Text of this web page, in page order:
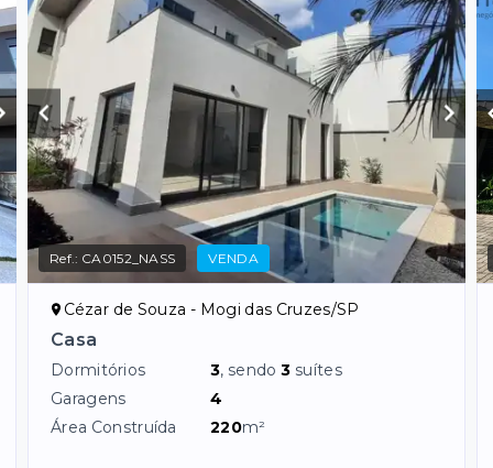
Ref.: CA0152_NASS VENDA
Cézar de Souza - Mogi das Cruzes/SP
Casa
Dormitórios 3, sendo3 suítes
Garagens
4
Área Construída
220m²